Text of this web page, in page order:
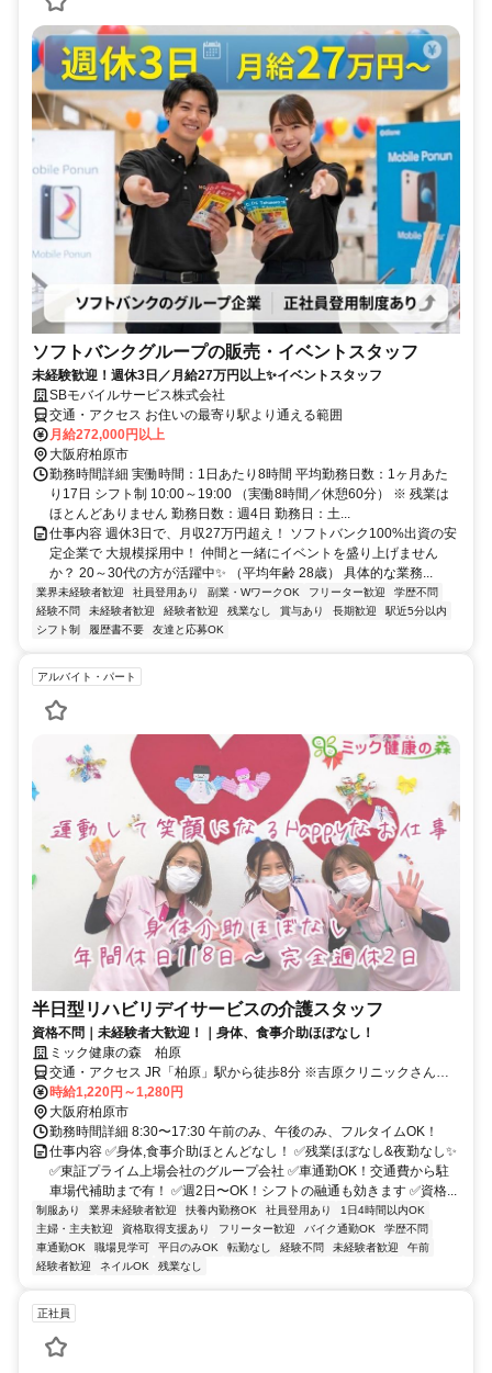
ソフトバンクグループの販売・イベントスタッフ
未経験歓迎！週休3日／月給27万円以上✨イベントスタッフ
SBモバイルサービス株式会社
交通・アクセス お住いの最寄り駅より通える範囲
月給272,000円以上
大阪府柏原市
勤務時間詳細 実働時間：1日あたり8時間 平均勤務日数：1ヶ月あた
り17日 シフト制 10:00～19:00 （実働8時間／休憩60分） ※ 残業は
ほとんどありません 勤務日数：週4日 勤務日：土...
仕事内容 週休3日で、月収27万円超え！ ソフトバンク100%出資の安
定企業で 大規模採用中！ 仲間と一緒にイベントを盛り上げません
か？ 20～30代の方が活躍中✨ （平均年齢 28歳） 具体的な業務...
業界未経験者歓迎 社員登用あり 副業・WワークOK フリーター歓迎
学歴不問
経験不問
未経験者歓迎 経験者歓迎 残業なし 賞与あり 長期歓迎
駅近5分以内
シフト制
履歴書不要 友達と応募OK
アルバイト・パート
半日型リハビリデイサービスの介護スタッフ
資格不問｜未経験者大歓迎！｜身体、食事介助ほぼなし！
ミック健康の森 柏原
交通・アクセス JR「柏原」駅から徒歩8分 ※吉原クリニックさんの
すぐ近くです
時給1,220円～1,280円
大阪府柏原市
勤務時間詳細 8:30〜17:30 午前のみ、午後のみ、フルタイムOK！
仕事内容 ✅身体,食事介助ほとんどなし！ ✅残業ほぼなし&夜勤なし✨
✅東証プライム上場会社のグループ会社 ✅車通勤OK！交通費から駐
車場代補助まで有！ ✅週2日〜OK！シフトの融通も効きます ✅資格...
制服あり 業界未経験者歓迎 扶養内勤務OK 社員登用あり
1日4時間以内OK
主婦・主夫歓迎
資格取得支援あり フリーター歓迎 バイク通勤OK
学歴不問
車通勤OK
職場見学可 平日のみOK 転勤なし 経験不問 未経験者歓迎
午前
経験者歓迎
ネイルOK 残業なし
正社員